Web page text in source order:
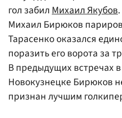
гол забилМихаил Якубов
Михаил Бирюков
Тарасенко оказался
поразить его ворота за
В предыдущих встречах
Новокузнецке Бирюков
признан лучшим